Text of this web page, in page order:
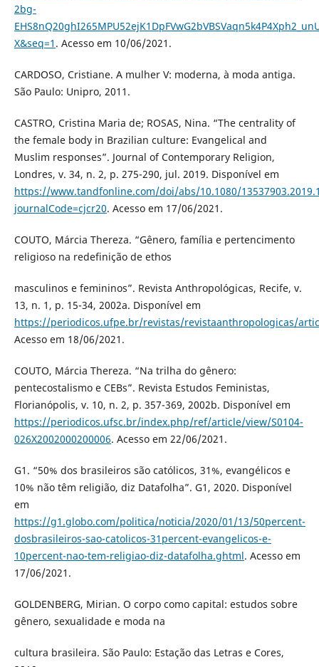
2bg-
X&seq=1 . Acesso em 10/06/2021.
CARDOSO, Cristiane. A mulher V: moderna, à moda antiga.
São Paulo: Unipro, 2011.
CASTRO, Cristina Maria de; ROSAS, Nina. “The centrality of
the female body in Brazilian culture: Evangelical and
Muslim responses”. Journal of Contemporary Religion,
Londres, v. 34, n. 2, p. 275-290, jul. 2019. Disponível em
https://www.tandfonline.com/doi/abs/10.1080/
journalCode=cjcr20. Acesso em 17/06/2021.
COUTO, Márcia Thereza. “Gênero, família e pertencimento
religioso na redefinição de ethos
masculinos e femininos”. Revista Anthropológicas, Recife, v.
13, n. 1, p. 15-34, 2002a. Disponível em
https://periodicos.ufpe.br/revistas/revistaanthropologicas/
Acesso em 18/06/2021.
COUTO, Márcia Thereza. “Na trilha do gênero:
pentecostalismo e CEBs”. Revista Estudos Feministas,
Florianópolis, v. 10, n. 2, p. 357-369, 2002b. Disponível em
https://periodicos.ufsc.br/index.php/ref/article/view/S0104-
026X2002000200006. Acesso em 22/06/2021.
G1. “50% dos brasileiros são católicos, 31%, evangélicos e
10% não têm religião, diz Datafolha”. G1, 2020. Disponível
em
https://g1.globo.com/politica/noticia/2020/01/13/50percent-
dosbrasileiros-sao-catolicos-31percent-evangelicos-e-
10percent-nao-tem-religiao-diz-datafolha.ghtml. Acesso em
17/06/2021.
GOLDENBERG, Mirian. O corpo como capital: estudos sobre
gênero, sexualidade e moda na
cultura brasileira. São Paulo: Estação das Letras e Cores,